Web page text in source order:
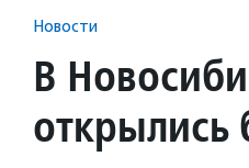
Новости
В
открылись